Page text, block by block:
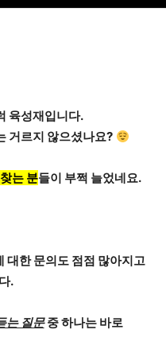
육성재입니다.
거르지 않으셨나요?
는 분들이 부쩍 늘었네요.
대한 문의도 점점 많아지고
.
는 질문중 하나는 바로